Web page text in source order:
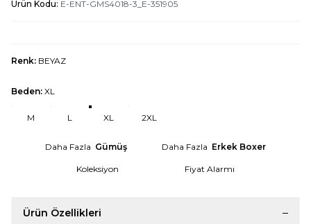
Ürün Kodu: E-ENT-GMS4018-3_E-351905
Renk: BEYAZ
Beden: XL
M L XL 2XL
Daha Fazla Gümüş Daha Fazla Erkek Boxer
Koleksiyon Fiyat Alarmı
Ürün Özellikleri